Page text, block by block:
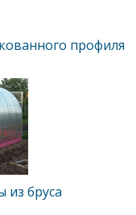
профиля
из бруса